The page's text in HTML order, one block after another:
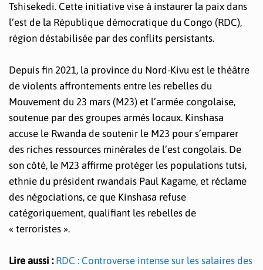
Tshisekedi. Cette initiative vise à instaurer la paix dans
l’est de la République démocratique du Congo (RDC),
région déstabilisée par des conflits persistants.
Depuis fin 2021, la province du Nord-Kivu est le théâtre
de violents affrontements entre les rebelles du
Mouvement du 23 mars (M23) et l’armée congolaise,
soutenue par des groupes armés locaux. Kinshasa
accuse le Rwanda de soutenir le M23 pour s’emparer
des riches ressources minérales de l’est congolais. De
son côté, le M23 affirme protéger les populations tutsi,
ethnie du président rwandais Paul Kagame, et réclame
des négociations, ce que Kinshasa refuse
catégoriquement, qualifiant les rebelles de
« terroristes ».
Lire aussi : RDC : Controverse intense sur les salaires des